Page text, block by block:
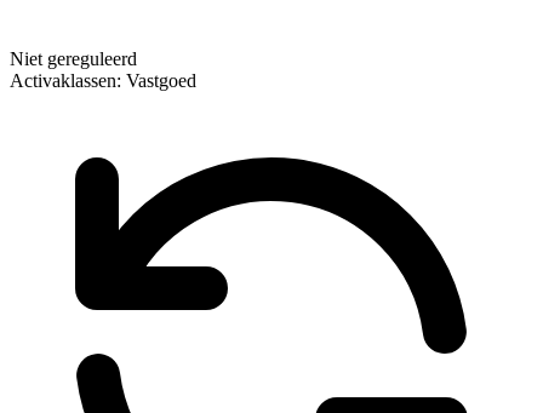
Niet gereguleerd
Activaklassen: Vastgoed